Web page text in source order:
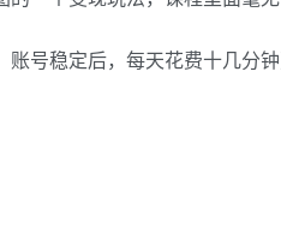
号稳定后，每天花费十几分